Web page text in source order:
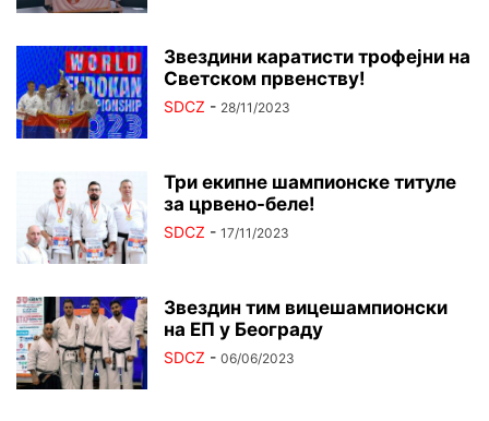
Звездини каратисти трофејни на
Светском првенству!
SDCZ - 28/11/2023
Три екипне шампионске титуле
за црвено-беле!
SDCZ - 17/11/2023
Звездин тим вицешампионски
на ЕП у Београду
SDCZ - 06/06/2023